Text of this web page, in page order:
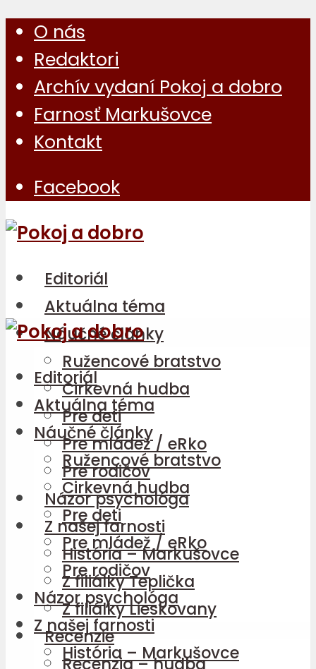
O nás
Redaktori
Archív vydaní Pokoj a dobro
Farnosť Markušovce
Kontakt
Facebook
Editoriál
Aktuálna téma
Náučné články
Ružencové bratstvo
Cirkevná hudba
Pre deti
Pre mládež / eRko
Pre rodičov
Názor psychológa
Z našej farnosti
História – Markušovce
Z filiálky Teplička
Z filiálky Lieskovany
Recenzie
Recenzia – hudba
Editoriál
Aktuálna téma
Náučné články
Ružencové bratstvo
Cirkevná hudba
Pre deti
Pre mládež / eRko
Pre rodičov
Názor psychológa
Z našej farnosti
História – Markušovce